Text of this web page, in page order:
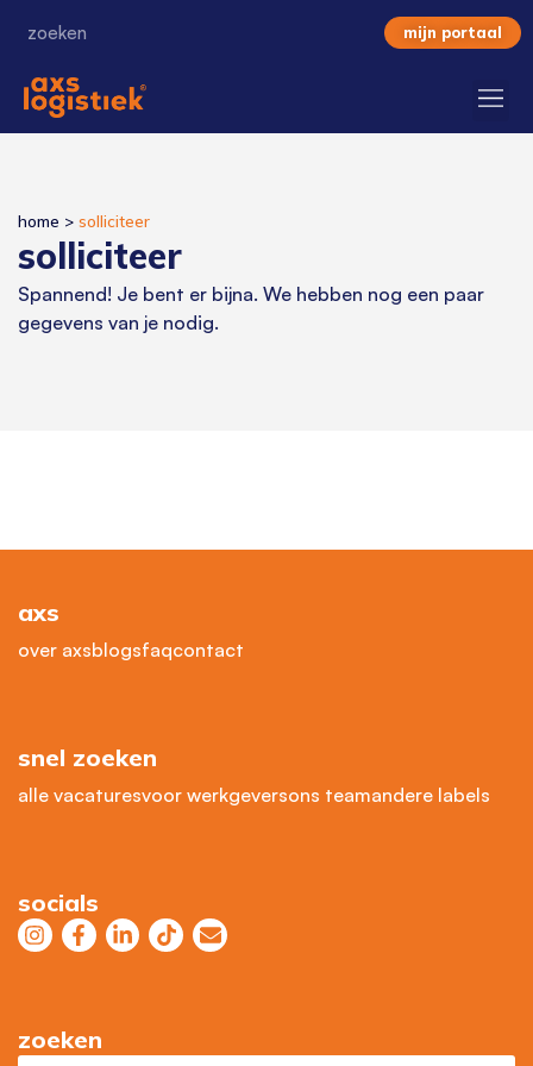
mijn portaal
home > solliciteer
solliciteer
Spannend! Je bent er bijna. We hebben nog een paar
gegevens van je nodig.
axs
over axsblogsfaqcontact
snel zoeken
alle vacaturesvoor werkgeversons teamandere labels
socials
zoeken